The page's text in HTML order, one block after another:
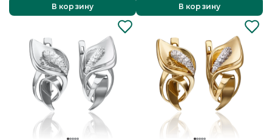
В корзину
В корзину